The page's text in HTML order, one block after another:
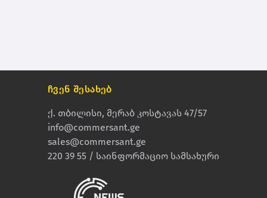
ჩვენ შესახებ
ქ. თბილისი, მერაბ კოსტავას 47/57
info@commersant.ge
sales@commersant.ge
220 39 55 / საინფორმაციო სამსახური